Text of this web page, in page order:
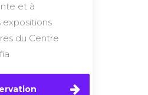
et à
expositions
du Centre